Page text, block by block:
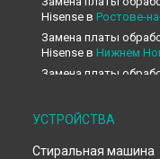
Hisense в Ростове-
Замена платы
Hisense в Нижнем
Замена платы
Замена платы
Hisense в Челябинске
Замена платы
УСТРОЙСТВА
Стиральная машина